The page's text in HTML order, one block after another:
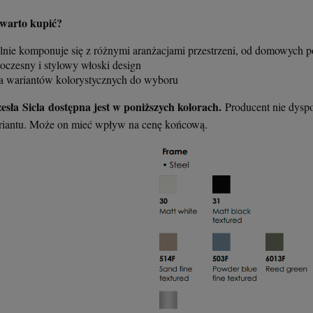
379,00 zł
-
szt.
+
397,00 zł
-
szt.
+
kupić?
komponuje się z różnymi aranżacjami przestrzeni, od domowych
i stylowy włoski design
wariantów kolorystycznych do wyboru
Sicla dostępna jest w poniższych kolorach. Producent nie
Może on mieć wpływ na cenę końcową.